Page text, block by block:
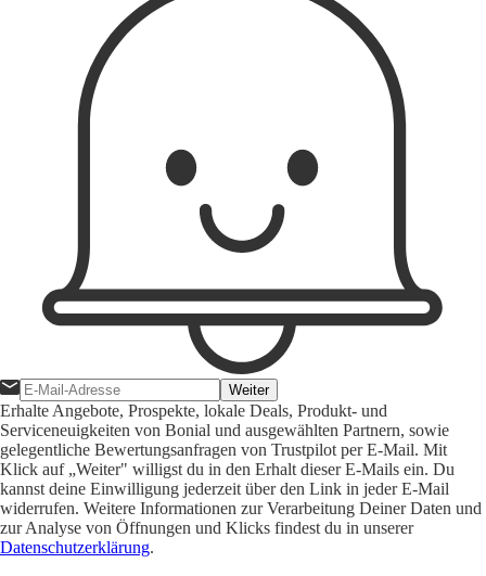
Weiter
Erhalte Angebote, Prospekte, lokale Deals, Produkt- und
Serviceneuigkeiten von Bonial und ausgewählten Partnern, sowie
gelegentliche Bewertungsanfragen von Trustpilot per E-Mail. Mit
Klick auf „Weiter" willigst du in den Erhalt dieser E-Mails ein. Du
kannst deine Einwilligung jederzeit über den Link in jeder E-Mail
widerrufen. Weitere Informationen zur Verarbeitung Deiner Daten und
zur Analyse von Öffnungen und Klicks findest du in unserer
Datenschutzerklärung.